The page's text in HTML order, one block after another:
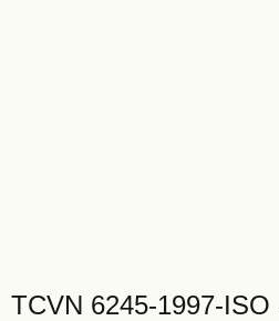
TCVN 6245-1997-